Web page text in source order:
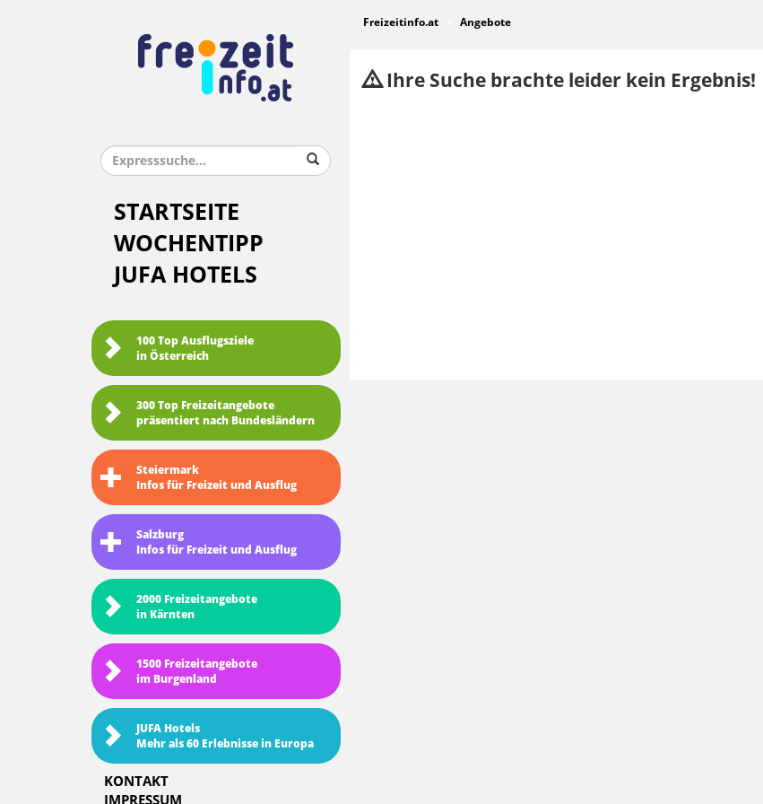
STARTSEITE
WOCHENTIPP
JUFA HOTELS
100 Top Ausflugsziele
in Österreich
300 Top Freizeitangebote
präsentiert nach Bundesländern
Steiermark
Infos für Freizeit und Ausflug
Salzburg
Infos für Freizeit und Ausflug
2000 Freizeitangebote
in Kärnten
1500 Freizeitangebote
im Burgenland
JUFA Hotels
Mehr als 60 Erlebnisse in Europa
KONTAKT
IMPRESSUM
Freizeitinfo.at Angebote
Ihre Suche brachte leider kein Ergebnis!